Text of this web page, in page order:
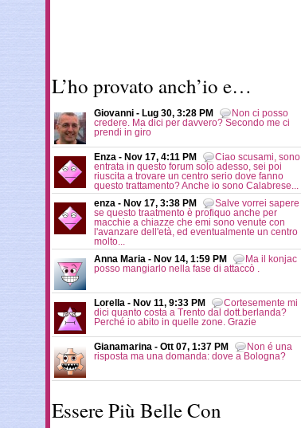
L’ho provato anch’io e…
Giovanni - Lug 30, 3:28 PM
Non ci posso
credere. Ma dici per davvero? Secondo me ci
prendi in giro
Enza - Nov 17, 4:11 PM
Ciao scusami, sono
entrata in questo forum solo adesso, sei poi
riuscita a trovare un centro serio dove fanno
questo trattamento? Anche io sono Calabrese...
enza - Nov 17, 3:38 PM
Salve vorrei sapere
se questo traatmento è profiquo anche per
macchie a chiazze che emi sono venute con
l'avanzare dell'età, ed eventualmente un centro
molto...
Anna Maria - Nov 14, 1:59 PM
Ma il konjac
posso mangiarlo nella fase di attaccò .
Lorella - Nov 11, 9:33 PM
Cortesemente mi
dici quanto costa a Trento dal dott.berlanda?
Perché io abito in quelle zone. Grazie
Gianamarina - Ott 07, 1:37 PM
Non é una
risposta ma una domanda: dove a Bologna?
Essere Più Belle Con